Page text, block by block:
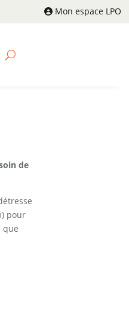
Mon espace LPO
de
pour
que